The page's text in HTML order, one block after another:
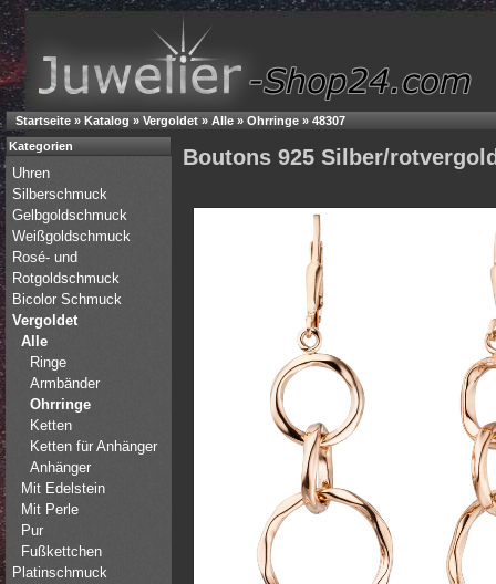
Startseite » Katalog » Vergoldet » Alle » Ohrringe » 48307
Boutons 925 Silber/
Kategorien
Uhren
Silberschmuck
Gelbgoldschmuck
Weißgoldschmuck
Rosé- und
Rotgoldschmuck
Bicolor Schmuck
Vergoldet
Alle
Ringe
Armbänder
Ohrringe
Ketten
Ketten für Anhänger
Anhänger
Mit Edelstein
Mit Perle
Pur
Fußkettchen
Platinschmuck